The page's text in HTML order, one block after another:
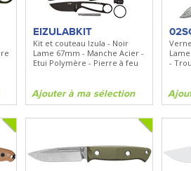
EIZULABKIT
Kit et couteau Izula - Noir
Lame 67mm - Manche Acier -
Etui Polymère - Pierre à feu
Ajouter à ma sélection
-